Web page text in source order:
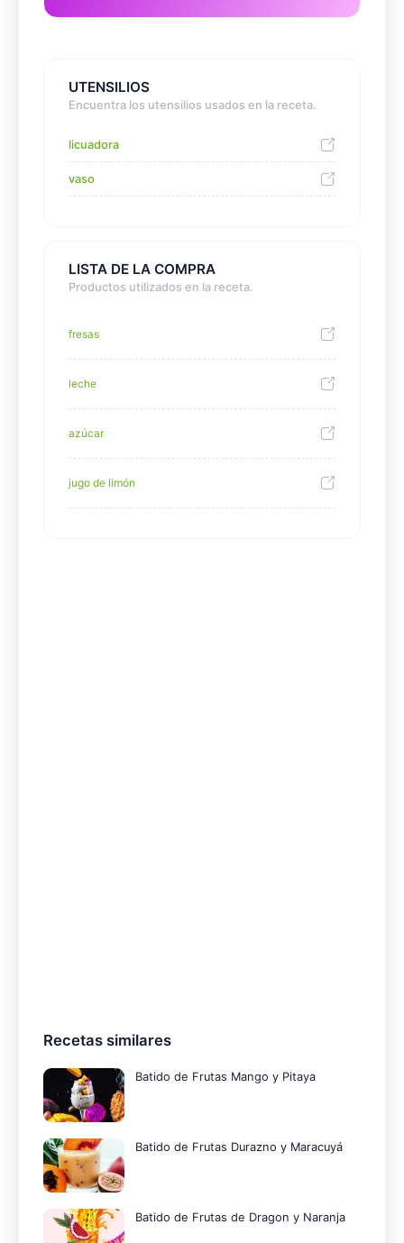
UTENSILIOS
Encuentra los utensilios usados en la receta.
licuadora
vaso
LISTA DE LA COMPRA
Productos utilizados en la receta.
fresas
leche
azúcar
jugo de limón
Recetas similares
Batido de Frutas Mango y Pitaya
Batido de Frutas Durazno y Maracuyá
Batido de Frutas de Dragon y Naranja